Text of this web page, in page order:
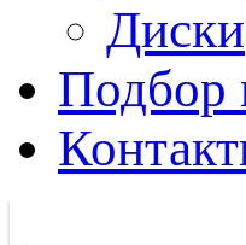
Диски
Подбор